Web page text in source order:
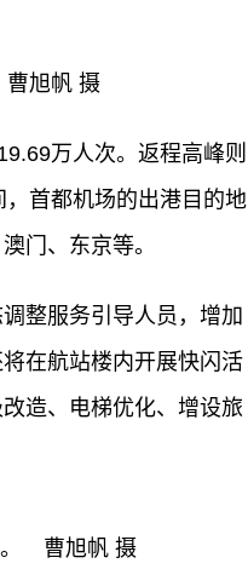
旭帆 摄
万人次。返程高峰则
首都机场的出港目的地
门、东京等。
整服务引导人员，增加
在航站楼内开展快闪活
造、电梯优化、增设旅
。 曹旭帆 摄